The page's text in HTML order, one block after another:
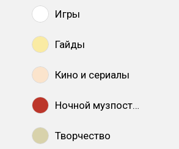
Игры
Гайды
Кино и сериалы
Ночной музпостинг
Творчество